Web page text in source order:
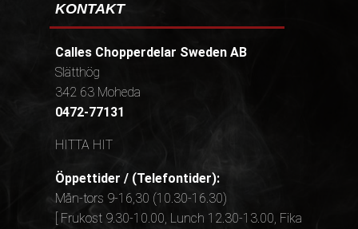
KONTAKT
Calles Chopperdelar Sweden AB
Slätthög
342 63 Moheda
0472-77131
HITTA HIT
Öppettider / (Telefontider):
Mån-tors 9-16,30 (10.30-16.30)
[ Frukost 9.30-10.00, Lunch 12.30-13.00, Fika